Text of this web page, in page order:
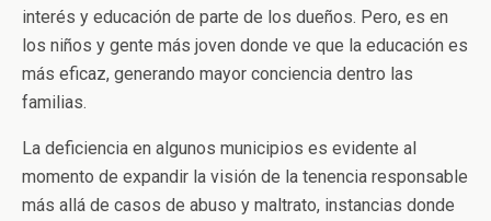
interés y educación de parte de los dueños. Pero, es en
los niños y gente más joven donde ve que la educación es
más eficaz, generando mayor conciencia dentro las
familias.
La deficiencia en algunos municipios es evidente al
momento de expandir la visión de la tenencia responsable
más allá de casos de abuso y maltrato, instancias donde